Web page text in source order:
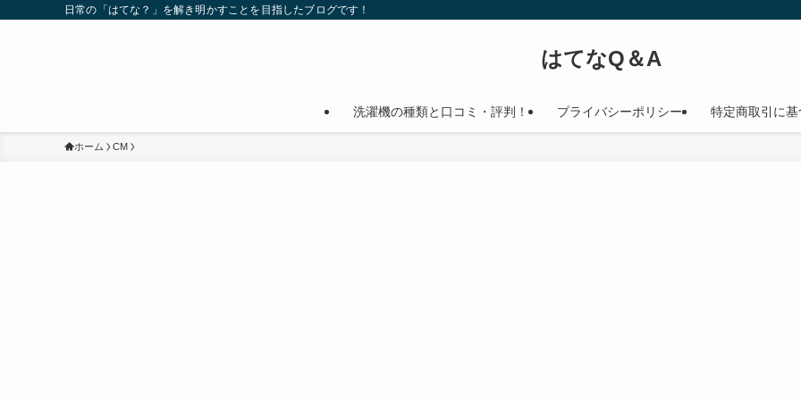
日常の「はてな？」を解き明かすことを目指したブログです！
はてなQ＆A
洗濯機の種類と口コミ・評判！ プライバシーポリシー 特定商取引に
ホーム CM